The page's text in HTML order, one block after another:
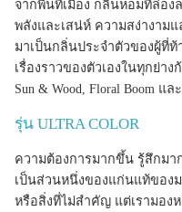
จากพื้นที่เมือง กลิ่นหอมที่ล่อง
พลังและเสน่ห์ ความสง่างาม
มาเป็นกลิ่นประจำตัวของผู้ที่
เรื่องราวของตัวเองในทุกย่าง
Sun & Wood, Floral Boom แล
รุ่น ULTRA COLOR
ความต้องการมากขึ้น รู้สึกม
เป็นส่วนหนึ่งของแก่นแท้ของ
หรือสิ่งที่ไม่สำคัญ แต่เรามอง